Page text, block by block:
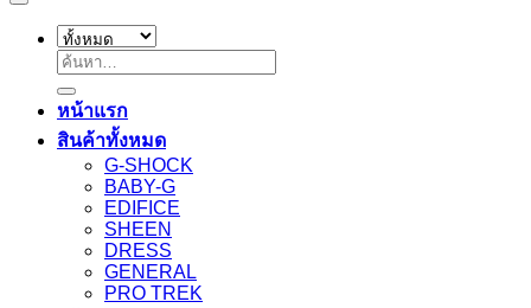
ค้นหา:
หน้าแรก
สินค้าทั้งหมด
G-SHOCK
BABY-G
EDIFICE
SHEEN
DRESS
GENERAL
PRO TREK